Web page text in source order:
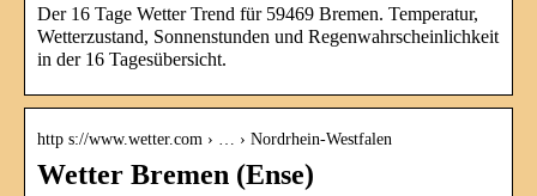
Der 16 Tage Wetter Trend für 59469 Bremen. Temperatur,
Wetterzustand, Sonnenstunden und Regenwahrscheinlichkeit
in der 16 Tagesübersicht.
http s://www.wetter.com › … › Nordrhein-Westfalen
Wetter Bremen (Ense)